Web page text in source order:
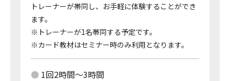
トレーナーが帯同し、お手軽に体験することができ
ます。
※トレーナーが1名帯同する予定です。
※カード教材はセミナー時のみ利用となります。
1回2時間～3時間